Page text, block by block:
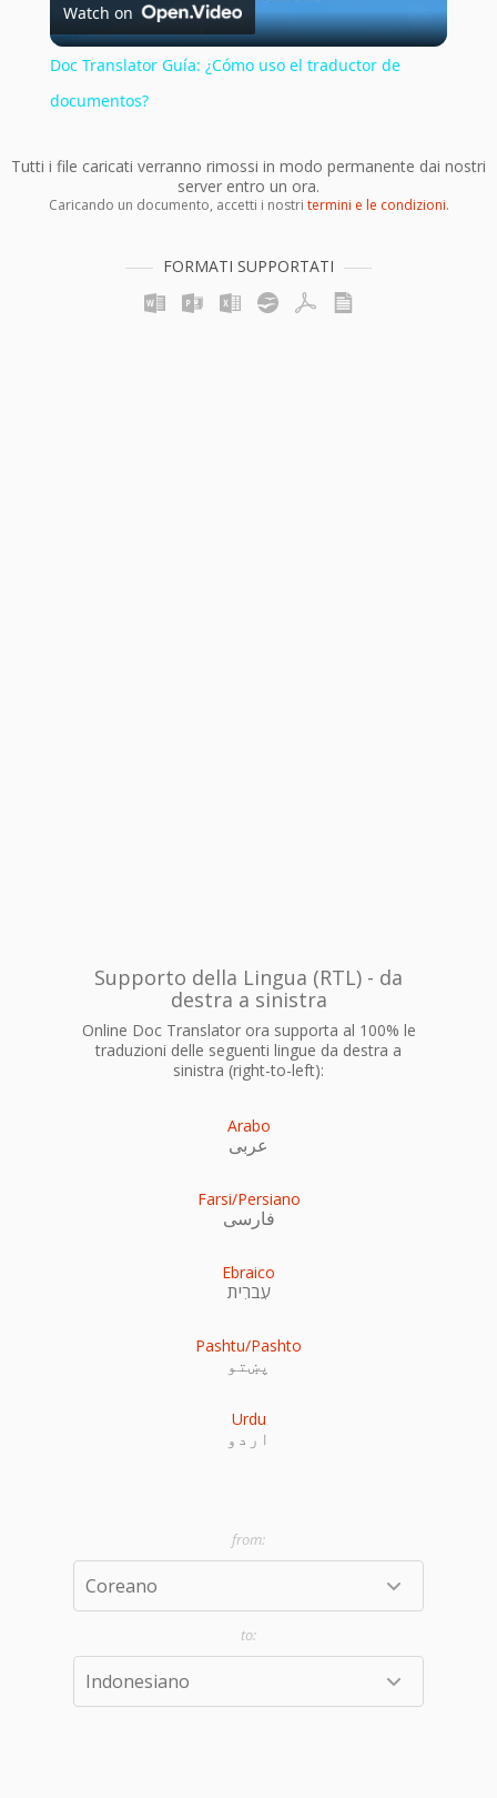
Video
Watch on
Doc Translator Guía: ¿Cómo uso el traductor de
documentos?
Tutti i file caricati verranno rimossi in modo permanente dai nostri
server entro un ora.
Caricando un documento, accetti i nostri termini e le condizioni.
FORMATI SUPPORTATI
Supporto della Lingua (RTL) - da
destra a sinistra
Online Doc Translator ora supporta al 100% le
traduzioni delle seguenti lingue da destra a
sinistra (right-to-left):
Arabo
عربى
Farsi/Persiano
فارسی
Ebraico
עִברִית
Pashtu/Pashto
پښتو
Urdu
اردو